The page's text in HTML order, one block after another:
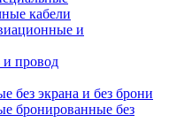
кабели
и
провод
без экрана и без брони
бронированные без